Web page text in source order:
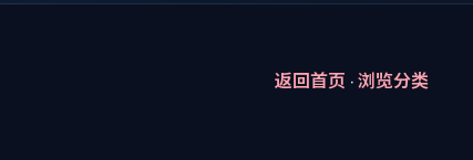
返回首页 ·浏览分类